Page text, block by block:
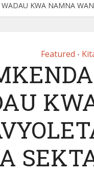
KWA NAMNA
Featured •